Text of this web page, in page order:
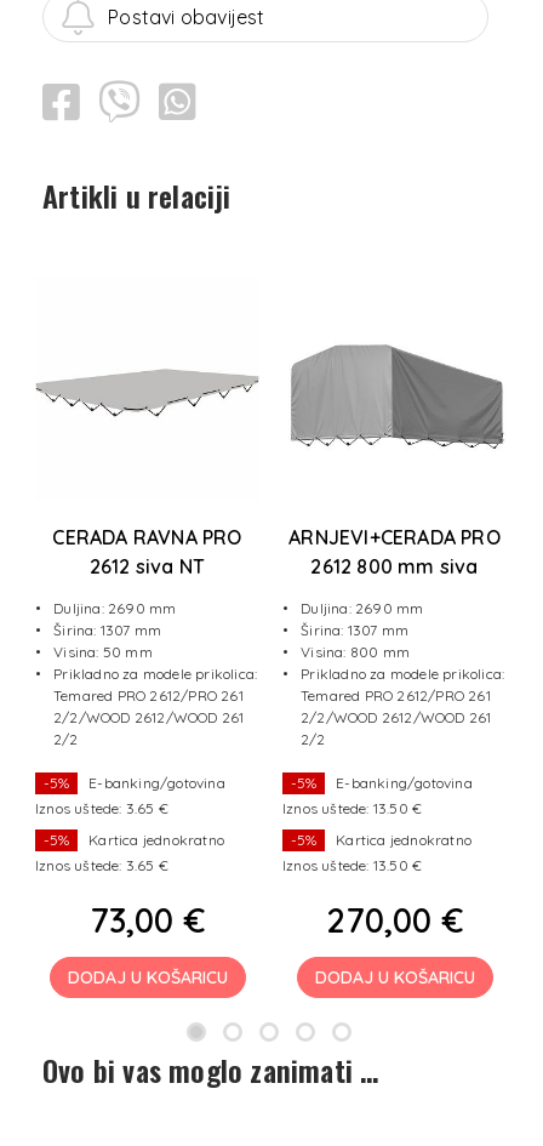
Postavi obavijest
Artikli u relaciji
CERADA RAVNA PRO
2612 siva NT
Duljina: 2690 mm
Širina: 1307 mm
Visina: 50 mm
Prikladno za modele prikolica:
Temared PRO 2612/PRO 261
2/2/WOOD 2612/WOOD 261
2/2
-5%
E-banking/gotovina
Iznos uštede: 3.65 €
-5%
Kartica jednokratno
Iznos uštede: 3.65 €
73,00 €
DODAJ U KOŠARICU
ARNJEVI+CERADA PRO
2612 800 mm siva
Duljina: 2690 mm
Širina: 1307 mm
Visina: 800 mm
Prikladno za modele prikolica:
Temared PRO 2612/PRO 261
2/2/WOOD 2612/WOOD 261
2/2
-5%
E-banking/gotovina
Iznos uštede: 13.50 €
-5%
Kartica jednokratno
Iznos uštede: 13.50 €
270,00 €
DODAJ U KOŠARICU
Ovo bi vas moglo zanimati …